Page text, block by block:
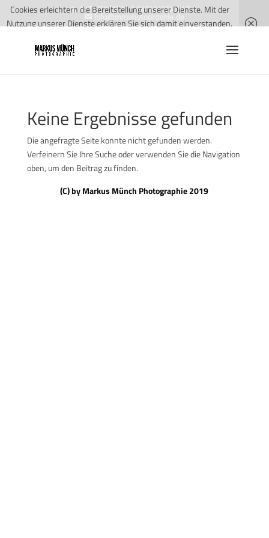
0175/5279572 * 04743/2760547
info@mmphotographie.de
Keine Ergebnisse gefunden
Die angefragte Seite konnte nicht gefunden werden.
Verfeinern Sie Ihre Suche oder verwenden Sie die Navigation
oben, um den Beitrag zu finden.
(C) by Markus Münch Photographie 2019
Cookies erleichtern die Bereitstellung unserer Dienste. Mit der
Nutzung unserer Dienste erklären Sie sich damit einverstanden,